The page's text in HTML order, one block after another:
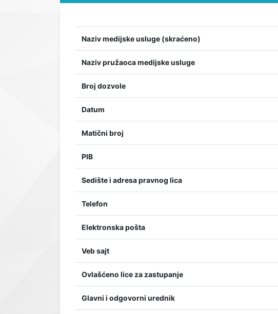
Naziv medijske usluge (skraćeno)
Naziv pružaoca medijske usluge
Broj dozvole
Datum
Matični broj
PIB
Sedište i adresa pravnog lica
Telefon
Elektronska pošta
Veb sajt
Ovlašćeno lice za zastupanje
Glavni i odgovorni urednik